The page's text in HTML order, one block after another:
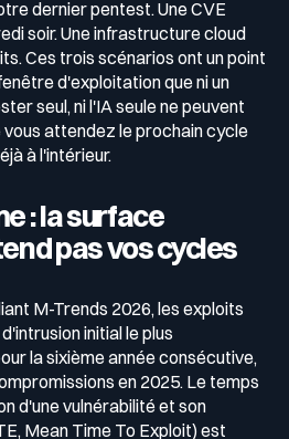
est excellent. Et il ne voit pas la
dernier pentest. Une CVE
soir. Une infrastructure cloud
Ces trois scénarios ont un point
d'exploitation que ni un
seul, ni l'IA seule ne peuvent
attendez le prochain cycle
à l'intérieur.
: la surface
pas vos cycles
M-Trends 2026, les exploits
initial le plus
la sixième année consécutive,
en 2025. Le temps
d'une vulnérabilité et son
Mean Time To Exploit) est